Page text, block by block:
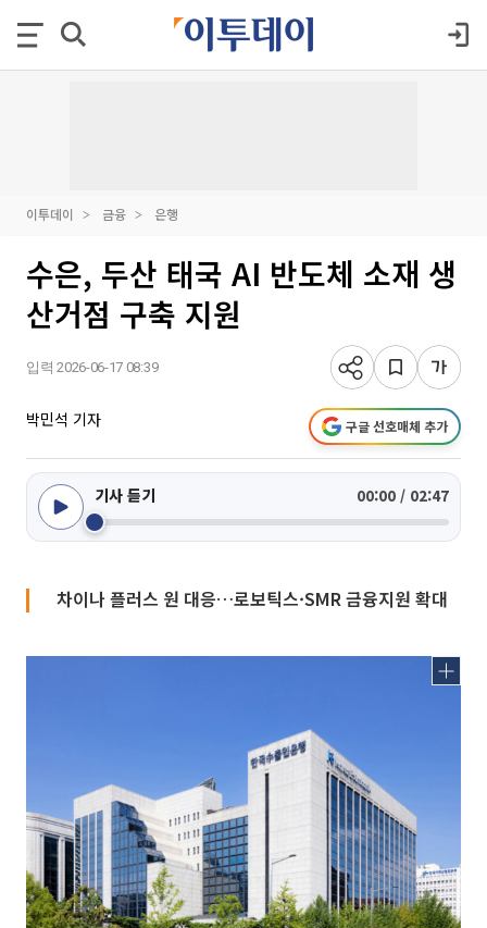
이투데이 금융 은행
수은, 두산 태국 AI 반도체 소재 생
산거점 구축 지원
입력 2026-06-17 08:39
박민석 기자 구글 선호매체 추가
기사 듣기 00:00 / 02:47
차이나 플러스 원 대응…로보틱스·SMR 금융지원 확대